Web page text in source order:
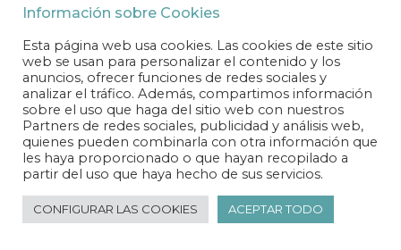
alcurso Documentación de
procesos para negocios online
donde te enseño a identificar los
procesos de tu negocio y
reflejarlos en un mapa para que
Información sobre Cookies
Esta página web usa cookies. Las cookies de este sitio
web se usan para personalizar el contenido y los
anuncios, ofrecer funciones de redes sociales y
analizar el tráfico. Además, compartimos información
sobre el uso que haga del sitio web con nuestros
Partners de redes sociales, publicidad y análisis web,
quienes pueden combinarla con otra información que
les haya proporcionado o que hayan recopilado a
partir del uso que haya hecho de sus servicios.
CONFIGURAR LAS COOKIES ACEPTAR TODO